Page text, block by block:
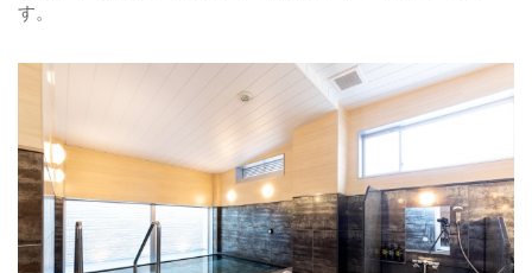
す。